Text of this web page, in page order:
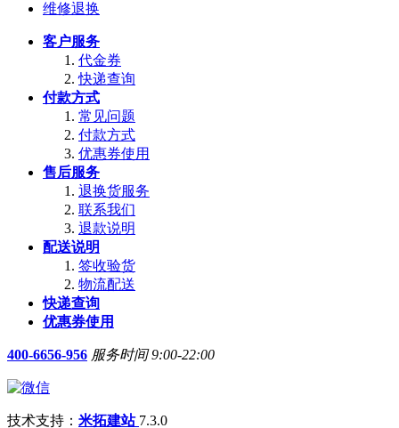
维修退换
客户服务
代金券
快递查询
付款方式
常见问题
付款方式
优惠券使用
售后服务
退换货服务
联系我们
退款说明
配送说明
签收验货
物流配送
快递查询
优惠券使用
400-6656-956 服务时间 9:00-22:00
技术支持： 米拓建站 7.3.0